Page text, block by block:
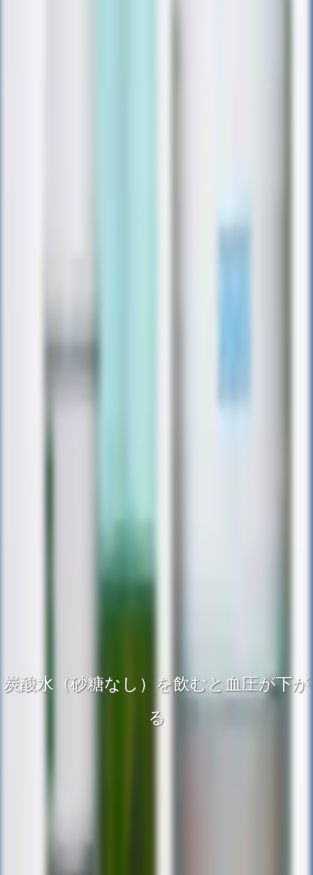
炭酸水（砂糖なし）を飲むと血圧が下が
る